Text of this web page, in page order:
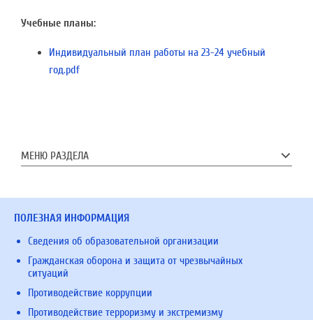
Учебные планы:
Индивидуальный план работы на 23-24 учебный
год.pdf
МЕНЮ РАЗДЕЛА
ПОЛЕЗНАЯ ИНФОРМАЦИЯ
Сведения об образовательной организации
Гражданская оборона и защита от чрезвычайных
ситуаций
Противодействие коррупции
Противодействие терроризму и экстремизму